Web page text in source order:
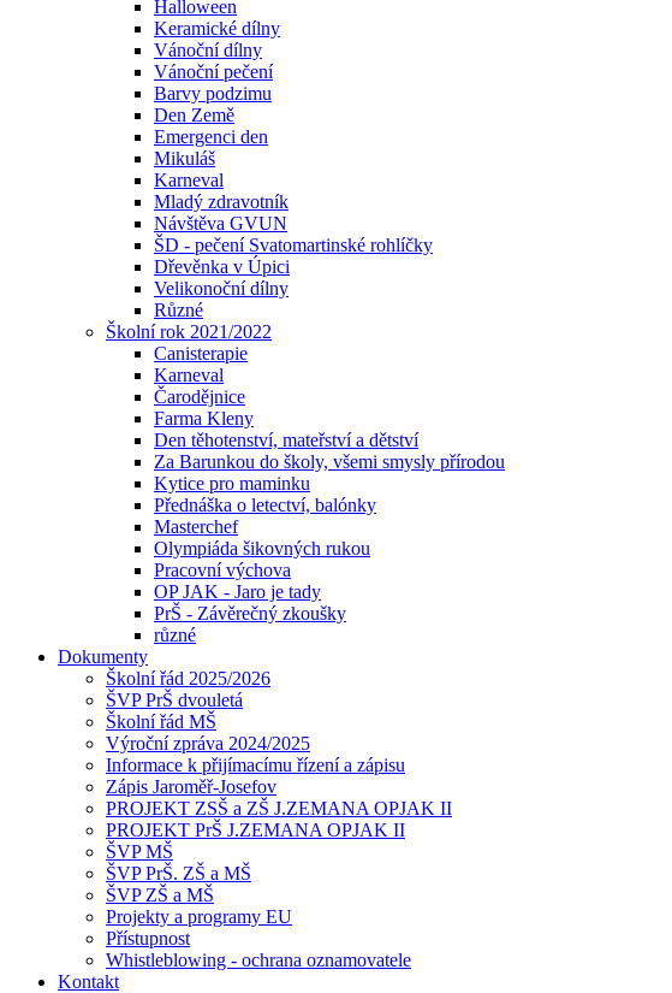
Halloween
Keramické dílny
Vánoční dílny
Vánoční pečení
Barvy podzimu
Den Země
Emergenci den
Mikuláš
Karneval
Mladý zdravotník
Návštěva GVUN
ŠD - pečení Svatomartinské rohlíčky
Dřevěnka v Úpici
Velikonoční dílny
Různé
Školní rok 2021/2022
Canisterapie
Karneval
Čarodějnice
Farma Kleny
Den těhotenství, mateřství a dětství
Za Barunkou do školy, všemi smysly přírodou
Kytice pro maminku
Přednáška o letectví, balónky
Masterchef
Olympiáda šikovných rukou
Pracovní výchova
OP JAK - Jaro je tady
PrŠ - Závěrečný zkoušky
různé
Dokumenty
Školní řád 2025/2026
ŠVP PrŠ dvouletá
Školní řád MŠ
Výroční zpráva 2024/2025
Informace k přijímacímu řízení a zápisu
Zápis Jaroměř-Josefov
PROJEKT ZSŠ a ZŠ J.ZEMANA OPJAK II
PROJEKT PrŠ J.ZEMANA OPJAK II
ŠVP MŠ
ŠVP PrŠ. ZŠ a MŠ
ŠVP ZŠ a MŠ
Projekty a programy EU
Přístupnost
Whistleblowing - ochrana oznamovatele
Kontakt